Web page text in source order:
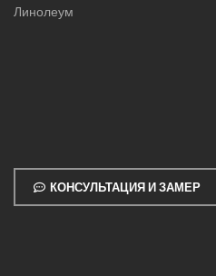
Линолеум
КОНСУЛЬТАЦИЯ И ЗАМЕР